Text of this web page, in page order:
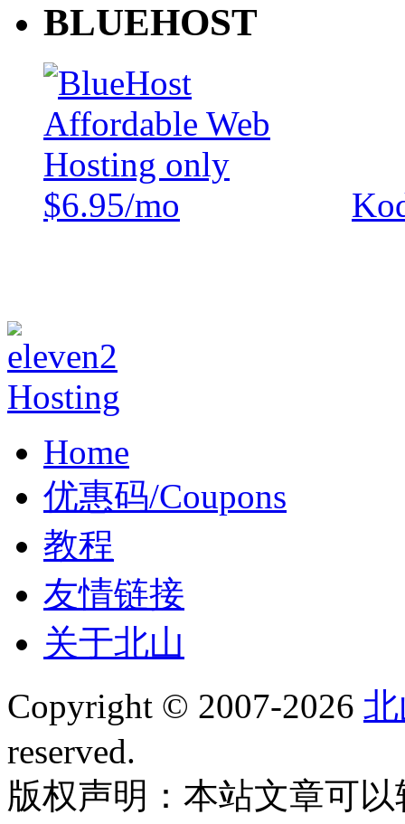
BLUEHOST
Home
优惠码/Coupons
教程
友情链接
关于北山
Copyright © 2007-2026
reserved.
版权声明：本站文章可